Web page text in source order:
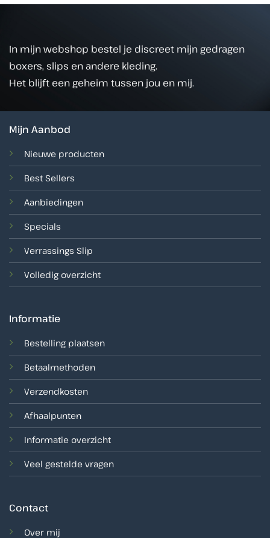
In mijn webshop bestel je discreet mijn gedragen
boxers, slips en andere kleding.
Het blijft een geheim tussen jou en mij.
Mijn Aanbod
Nieuwe producten
Best Sellers
Aanbiedingen
Specials
Verrassings Slip
Volledig overzicht
Informatie
Bestelling plaatsen
Betaalmethoden
Verzendkosten
Afhaalpunten
Informatie overzicht
Veel gestelde vragen
Contact
Over mij